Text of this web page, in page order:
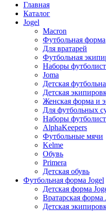
Главная
Каталог
Jogel
Macron
Футбольная форма
Для вратарей
Футбольная
Наборы
Joma
Детская
Детская
Женская форма и
Для футбольных
Наборы
AlphaKeepers
Футбольные мячи
Kelme
Обувь
Primera
Детская обувь
Футбольная форма Jogel
Детская форма
Вратарская форма
Детская